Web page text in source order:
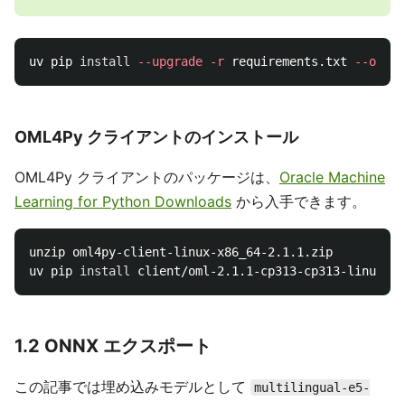
uv pip install --upgrade -r requirements.txt --
OML4Py クライアントのインストール
OML4Py クライアントのパッケージは、 Oracle Machine
Learning for Python Downloads から入手できます。
unzip oml4py-client-linux-x86_64-2.1.1.zip
uv pip install
1.2 ONNX エクスポート
この記事では埋め込みモデルとして
multilingual-e5-